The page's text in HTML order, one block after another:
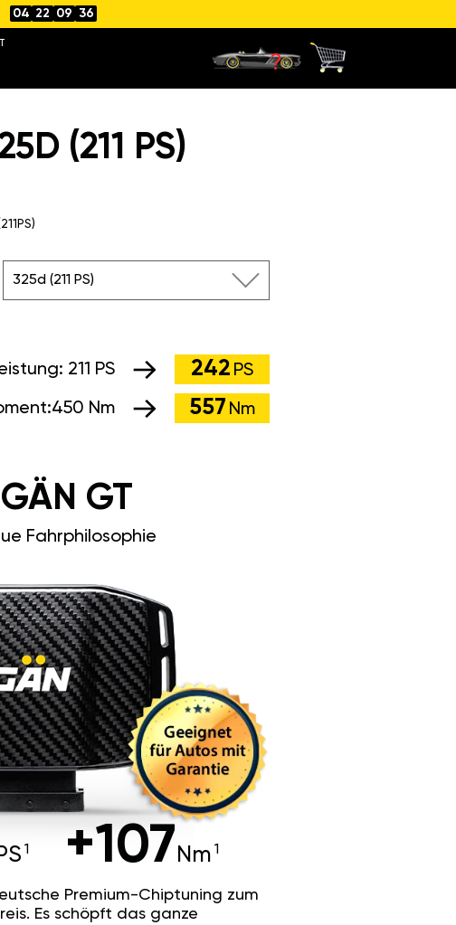
04 22 09 35
(211 PS)
325d (211 PS)
211 PS 242 PS
450 Nm 557 Nm
GÄN GT
Fahrphilosophie
+107 Nm
Premium-Chiptuning zum
Es schöpft das ganze